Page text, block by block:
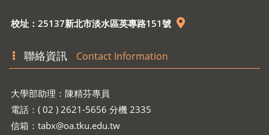
校址：25137新北市淡水區英專路151號
聯絡資訊 Contact Information
大學部助理：陳精芬專員
電話：( 02 ) 2621-5656 分機 2335
信箱： tabx@oa.tku.edu.tw